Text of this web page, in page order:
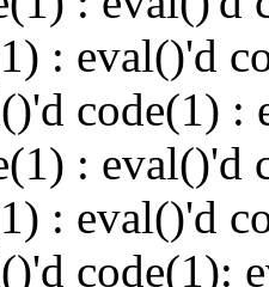
: eval()'d
code(1) :
: eval()'d
: eval()'d
code(1):